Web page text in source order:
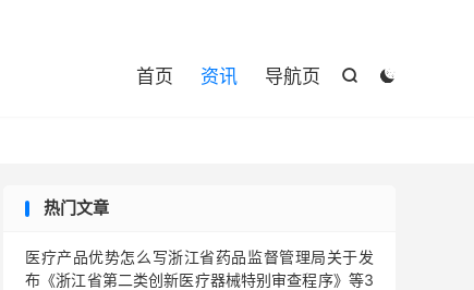


首页 资讯 导航页
热门文章
医疗产品优势怎么写浙江省药品监督管理局关于发
布《浙江省第二类创新医疗器械特别审查程序》等3